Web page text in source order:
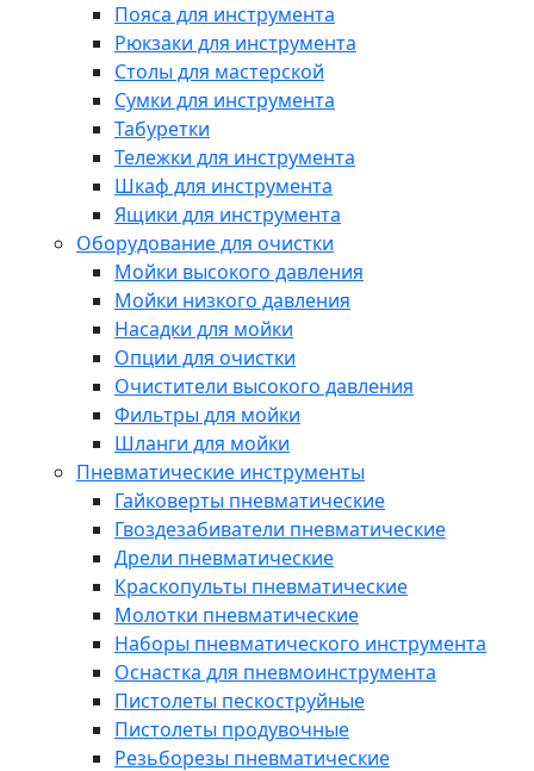
Пояса для инструмента
Рюкзаки для инструмента
Столы для мастерской
Сумки для инструмента
Табуретки
Тележки для инструмента
Шкаф для инструмента
Ящики для инструмента
Оборудование для очистки
Мойки высокого давления
Мойки низкого давления
Насадки для мойки
Опции для очистки
Очистители высокого давления
Фильтры для мойки
Шланги для мойки
Пневматические инструменты
Гайковерты пневматические
Гвоздезабиватели пневматические
Дрели пневматические
Краскопульты пневматические
Молотки пневматические
Наборы пневматического инструмента
Оснастка для пневмоинструмента
Пистолеты пескоструйные
Пистолеты продувочные
Резьборезы пневматические